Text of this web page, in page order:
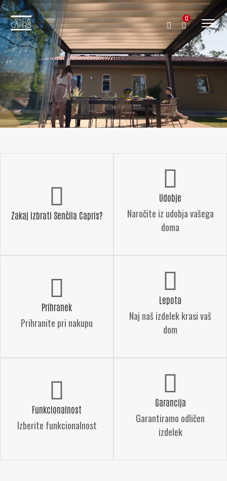
0
Zakaj izbrati Senčila Capris?
Udobje
Naročite iz udobja vašega
doma
Prihranek
Prihranite pri nakupu
Lepota
Naj naš izdelek krasi vaš
dom
Funkcionalnost
Izberite funkcionalnost
Garancija
Garantiramo odličen
izdelek